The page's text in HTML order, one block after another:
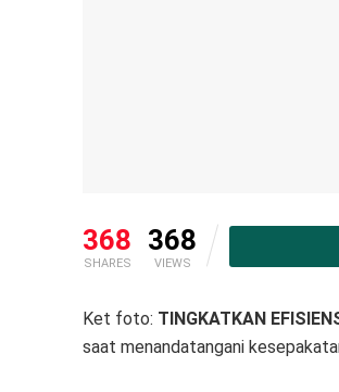
368
SHARES
368
VIEWS
Ket foto: TINGKATKAN
saat menandatangani